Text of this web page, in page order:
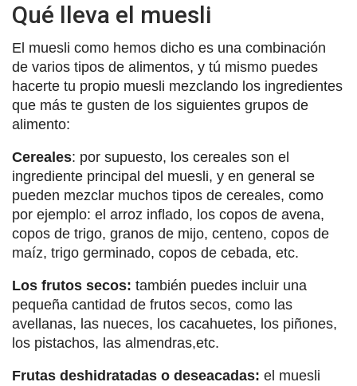
Qué lleva el muesli
El muesli como hemos dicho es una combinación
de varios tipos de alimentos, y tú mismo puedes
hacerte tu propio muesli mezclando los ingredientes
que más te gusten de los siguientes grupos de
alimento:
Cereales: por supuesto, los cereales son el
ingrediente principal del muesli, y en general se
pueden mezclar muchos tipos de cereales, como
por ejemplo: el arroz inflado, los copos de avena,
copos de trigo, granos de mijo, centeno, copos de
maíz, trigo germinado, copos de cebada, etc.
Los frutos secos: también puedes incluir una
pequeña cantidad de frutos secos, como las
avellanas, las nueces, los cacahuetes, los piñones,
los pistachos, las almendras,etc.
Frutas deshidratadas o deseacadas: el muesli